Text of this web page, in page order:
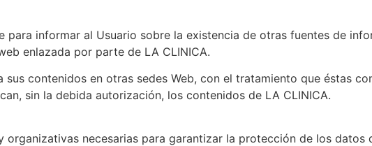
para informar al Usuario sobre la existencia de otras fuentes de
enlazada por parte de LA CLINICA.
sus contenidos en otras sedes Web, con el tratamiento que éstas
sin la debida autorización, los contenidos de LA CLINICA.
organizativas necesarias para garantizar la protección de los